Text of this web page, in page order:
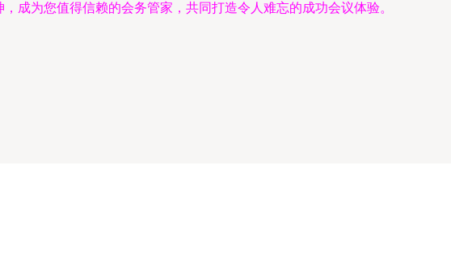
成为您值得信赖的会务管家，共同打造令人难忘的成功会议体验。